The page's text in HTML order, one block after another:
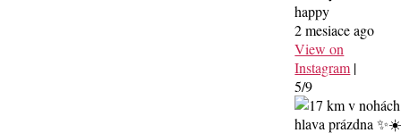
happy
2 mesiace ago
View on
Instagram |
5/9